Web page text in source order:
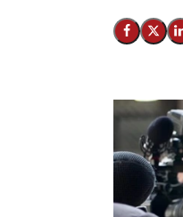
Del påDel